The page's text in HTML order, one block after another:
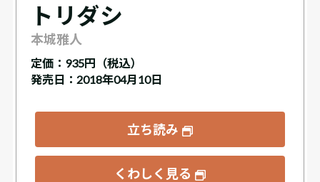
トリダシ
本城雅人
定価： 935円（税込）
発売日：2018年04月10日
立ち読み
くわしく見る